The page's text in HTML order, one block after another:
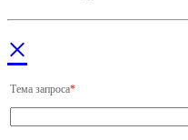
×
Тема запроса*